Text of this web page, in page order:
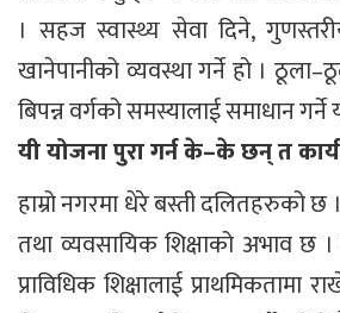
। सहज स्वास्थ्य सेवा दिने,
खानेपानीको व्यवस्था गर्ने हो ।
बिपन्न वर्गको समस्यालाई समाधान गर्ने
यी योजना पुरा गर्न के–के छन् त
हाम्रो नगरमा धेरे बस्ती दलितहरुको छ
तथा व्यवसायिक शिक्षाको अभाव छ
प्राविधिक शिक्षालाई प्राथमिकतामा